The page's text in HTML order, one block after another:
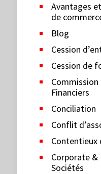
Avantages
de
Blog
Cession
Cession de
Commission
Financiers
Conciliation
Conflit
Contentieux
Corporate &
Sociétés